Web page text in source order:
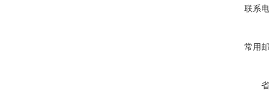
联系
常用